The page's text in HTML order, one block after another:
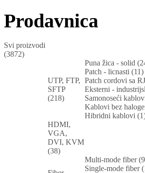
Prodavnica
Svi proizvodi
(3872)
UTP, FTP,
SFTP
(218)
Puna žica - solid
Patch - licnasti (11)
Patch cordovi sa
Eksterni -
Samonoseći
Kablovi bez
Hibridni kablovi
HDMI,
VGA,
DVI, KVM
(38)
Multi-mode fiber
Single-mode fiber